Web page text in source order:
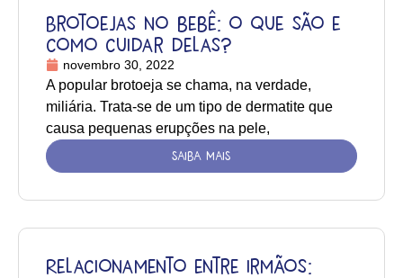
Brotoejas no bebê: o que são e
como cuidar delas?
novembro 30, 2022
A popular brotoeja se chama, na verdade,
miliária. Trata-se de um tipo de dermatite que
causa pequenas erupções na pele,
SAIBA MAIS
Relacionamento entre irmãos: